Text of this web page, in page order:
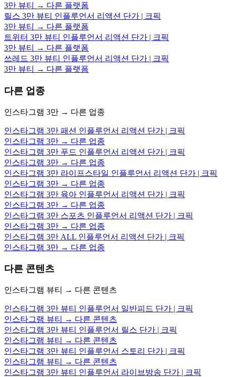
3만 뷰티 → 다른 플랫폼
릴스 3만 뷰티 인플루언서 리액션 단가 | 크픽
3만 뷰티 → 다른 플랫폼
트위터 3만 뷰티 인플루언서 리액션 단가 | 크픽
3만 뷰티 → 다른 플랫폼
쓰레드 3만 뷰티 인플루언서 리액션 단가 | 크픽
3만 뷰티 → 다른 플랫폼
다른 업종
인스타그램 3만 → 다른 업종
인스타그램 3만 패션 인플루언서 리액션 단가 | 크픽
인스타그램 3만 → 다른 업종
인스타그램 3만 푸드 인플루언서 리액션 단가 | 크픽
인스타그램 3만 → 다른 업종
인스타그램 3만 라이프스타일 인플루언서 리액션 단가 | 크픽
인스타그램 3만 → 다른 업종
인스타그램 3만 육아 인플루언서 리액션 단가 | 크픽
인스타그램 3만 → 다른 업종
인스타그램 3만 스포츠 인플루언서 리액션 단가 | 크픽
인스타그램 3만 → 다른 업종
인스타그램 3만 ALL 인플루언서 리액션 단가 | 크픽
인스타그램 3만 → 다른 업종
다른 콘텐츠
인스타그램 뷰티 → 다른 콘텐츠
인스타그램 3만 뷰티 인플루언서 일반피드 단가 | 크픽
인스타그램 뷰티 → 다른 콘텐츠
인스타그램 3만 뷰티 인플루언서 릴스 단가 | 크픽
인스타그램 뷰티 → 다른 콘텐츠
인스타그램 3만 뷰티 인플루언서 스토리 단가 | 크픽
인스타그램 뷰티 → 다른 콘텐츠
인스타그램 3만 뷰티 인플루언서 라이브방송 단가 | 크픽